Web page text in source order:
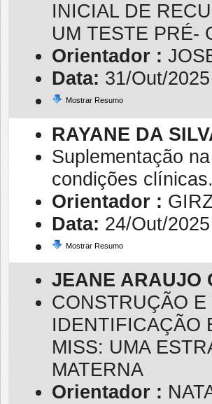
INICIAL DE
UM TESTE PRÉ-
Orientador :
Data: 31/Out/2025
Mostrar Resumo
RAYANE DA
Suplementação
condições clínicas.
Orientador :
Data: 24/Out/2025
Mostrar Resumo
JEANE ARAUJO
CONSTRUÇÃO
IDENTIFICAÇÃO
MISS: UMA
MATERNA
Orientador :